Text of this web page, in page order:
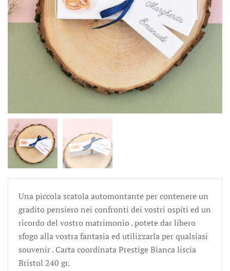
Una piccola scatola automontante per contenere un
gradito pensiero nei confronti dei vostri ospiti ed un
ricordo del vostro matrimonio . potete dar libero
sfogo alla vostra fantasia ed utilizzarla per qualsiasi
souvenir . Carta coordinata Prestige Bianca liscia
Bristol 240 gr.